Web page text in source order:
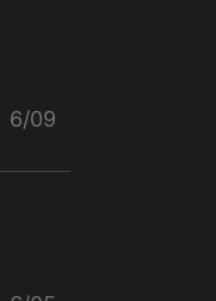
6/09